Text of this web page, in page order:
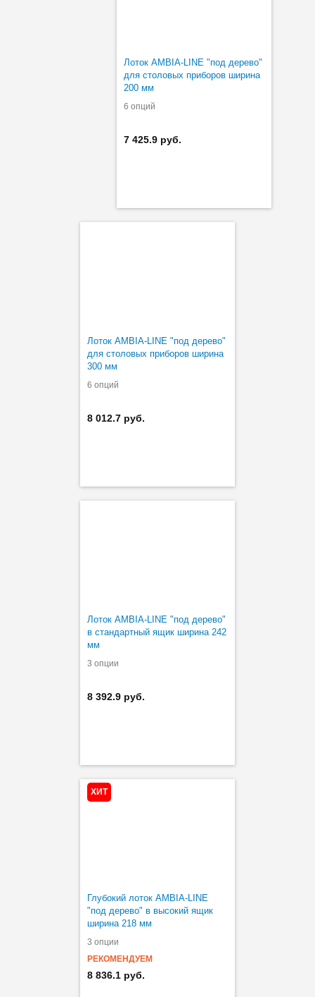
Лоток AMBIA-LINE "под дерево"
для столовых приборов ширина
200 мм
6 опций
7 425.9 руб.
Лоток AMBIA-LINE "под дерево"
для столовых приборов ширина
300 мм
6 опций
8 012.7 руб.
Лоток AMBIA-LINE "под дерево"
в стандартный ящик ширина 242
мм
3 опции
8 392.9 руб.
ХИТ
Глубокий лоток AMBIA-LINE
"под дерево" в высокий ящик
ширина 218 мм
3 опции
РЕКОМЕНДУЕМ
8 836.1 руб.